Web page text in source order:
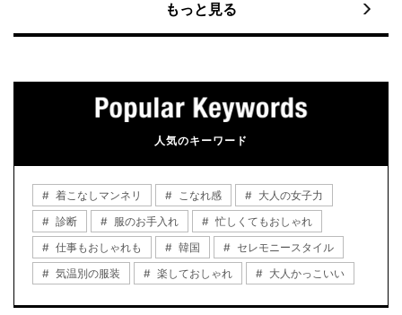
もっと見る
人気のキーワード
着こなしマンネリ こなれ感
大人の女子力
診断
服のお手入れ
忙しくてもおしゃれ
仕事もおしゃれも
韓国
セレモニースタイル
気温別の服装
楽しておしゃれ 大人かっこいい